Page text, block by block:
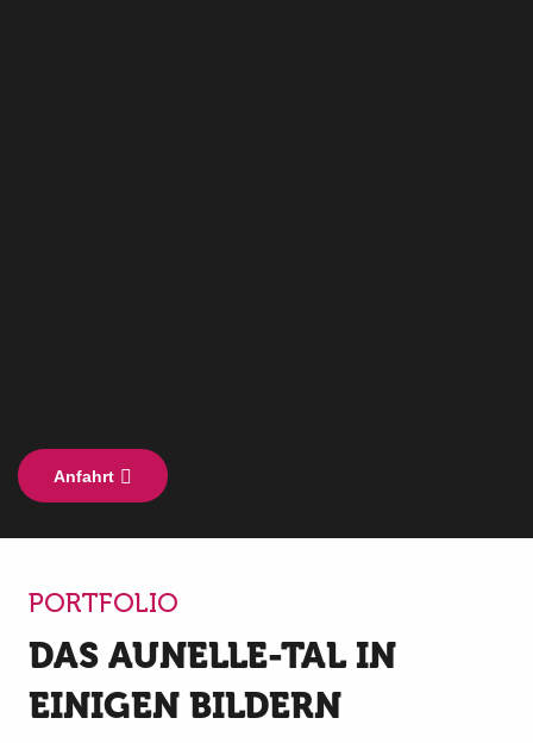
Anfahrt
PORTFOLIO
DAS AUNELLE-TAL IN
EINIGEN BILDERN